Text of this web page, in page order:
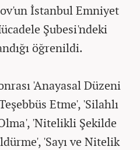
İstanbul Emniyet
Şubesi'ndeki
öğrenildi.
'Anayasal Düzeni
Etme', 'Silahlı
'Nitelikli Şekilde
'Sayı ve Nitelik